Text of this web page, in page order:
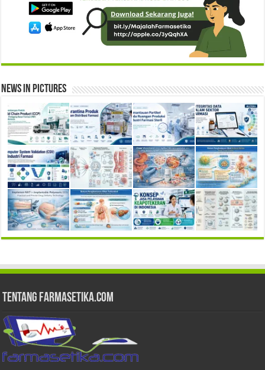
News in Pictures
Tentang Farmasetika.com